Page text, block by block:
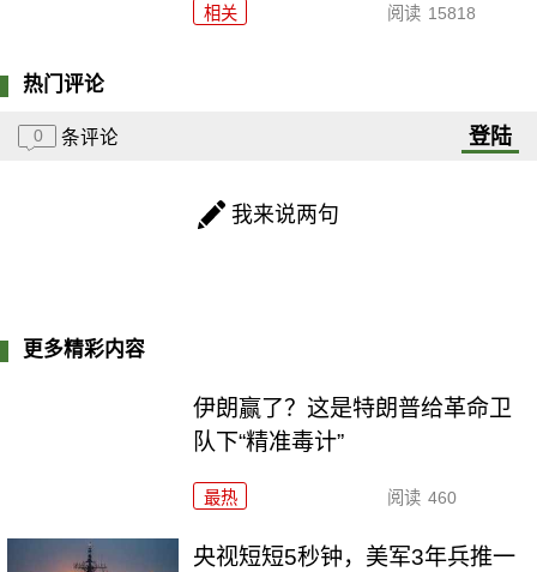
相关 阅读 15818
热门评论
0 条评论 登陆
我来说两句
更多精彩内容
伊朗赢了？这是特朗普给革命卫
队下“精准毒计”
最热 阅读 460
央视短短5秒钟，美军3年兵推一